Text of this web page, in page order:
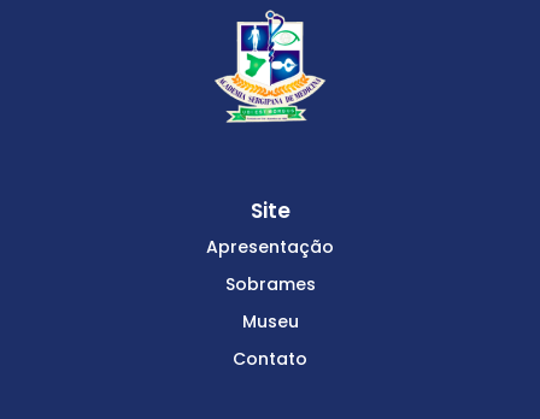
Site
Apresentação
Sobrames
Museu
Contato